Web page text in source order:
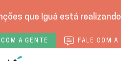
que Iguá está
A GENTE FALE COM A